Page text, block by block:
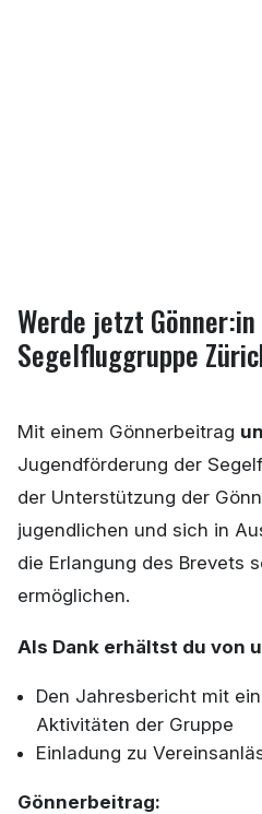
Werde jetzt
Segelfluggruppe
Mit einem Gönnerbeitrag
Jugendförderung der
der Unterstützung der
jugendlichen und sich in
die Erlangung des Brevets
ermöglichen.
Als Dank erhältst du von
Den Jahresbericht mit
Aktivitäten der Gruppe
Einladung zu
Gönnerbeitrag: